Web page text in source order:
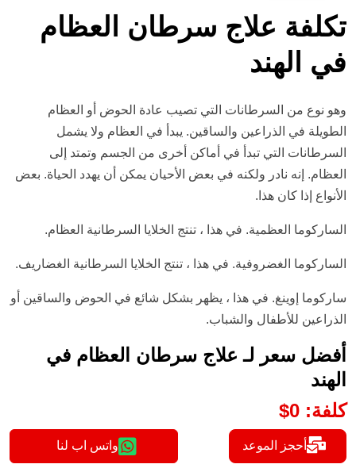
تكلفة علاج سرطان العظام
في الهند
وهو نوع من السرطانات التي تصيب عادة الحوض أو العظام
الطويلة في الذراعين والساقين. يبدأ في العظام ولا يشمل
السرطانات التي تبدأ في أماكن أخرى من الجسم وتمتد إلى
العظام. إنه نادر ولكنه في بعض الأحيان يمكن أن يهدد الحياة. بعض
الأنواع إذا كان هذا.
الساركوما العظمية. في هذا ، تنتج الخلايا السرطانية العظام.
الساركوما الغضروفية. في هذا ، تنتج الخلايا السرطانية الغضاريف.
ساركوما إوينغ. في هذا ، يظهر بشكل شائع في الحوض والساقين أو
الذراعين للأطفال والشباب.
أفضل سعر لـ علاج سرطان العظام في
الهند
كلفة:
$0
أحجز الموعد واتس اب لنا